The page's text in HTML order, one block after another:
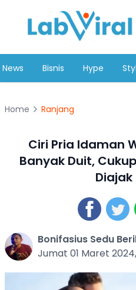
News Bisnis Hype
Home Ranjang
Ciri Pria Idaman
Banyak Duit,
Diajak
Bonifasius Sedu
Jumat 01 Maret 2024,